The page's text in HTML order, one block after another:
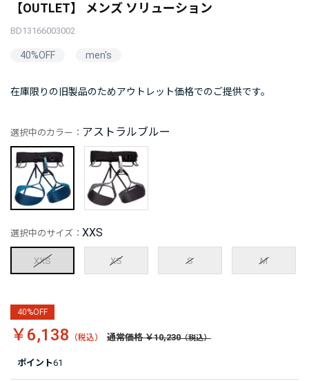
【OUTLET】 メンズ ソリューション
BD13166003002
40%OFF men's
在庫限りの旧製品のためアウトレット価格でのご提供です。
ポイント61
選択中のカラー： アストラルブルー
選択中のサイズ： XXS
XXS XS S M
40%OFF
￥6,138 通常価格 ￥10,230